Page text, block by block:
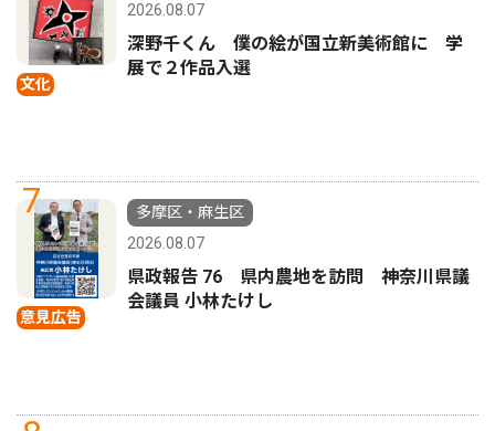
文化
2026.08.07
深野千くん 僕の絵が国立新美術館に 学
展で２作品入選
7
意見広告
多摩区・麻生区
2026.08.07
県政報告 76 県内農地を訪問 神奈川県議
会議員 小林たけし